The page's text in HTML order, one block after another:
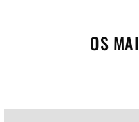
OS